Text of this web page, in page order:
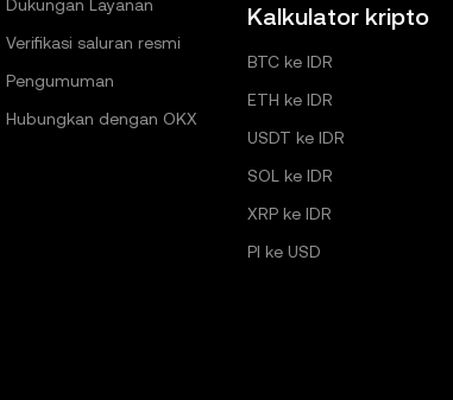
Dukungan Layanan
Verifikasi saluran resmi
Pengumuman
Hubungkan dengan OKX
Kalkulator kripto
BTC ke IDR
ETH ke IDR
USDT ke IDR
SOL ke IDR
XRP ke IDR
PI ke USD